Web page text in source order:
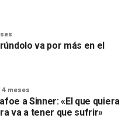
va por más en el
4 meses
a Sinner: «El que quiera
va a tener que sufrir»